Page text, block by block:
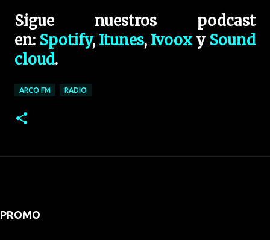
Sigue nuestros podcast
en: Spotify, Itunes, Ivoox y Sound
cloud.
ARCO FM RADIO
PROMO